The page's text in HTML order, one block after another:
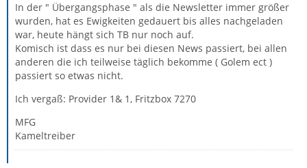
In der " Übergangsphase " als die Newsletter immer größer
wurden, hat es Ewigkeiten gedauert bis alles nachgeladen
war, heute hängt sich TB nur noch auf.
Komisch ist dass es nur bei diesen News passiert, bei allen
anderen die ich teilweise täglich bekomme ( Golem ect )
passiert so etwas nicht.
Ich vergaß: Provider 1& 1, Fritzbox 7270
MFG
Kameltreiber